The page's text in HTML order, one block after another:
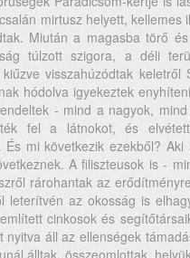
mirtusz helyett, kellemes
Miután a magasba törő
túlzott szigora, a déli
visszahúzódtak
hódolva igyekeztek
- mind a nagyok,
fel a látnokot, és
És mi következik ezekből?
A filiszteusok is -
rárohantak az
leterítvén az okosság is
cinkosok és
nyitva áll az ellenségek
álltak, összeomlottak,